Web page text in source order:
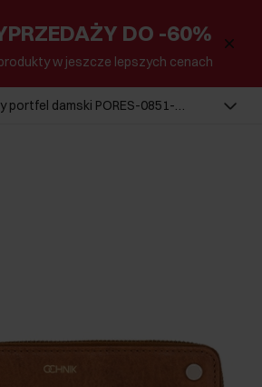
DO -60%
w jeszcze lepszych cenach
portfel damski PORES-0851-